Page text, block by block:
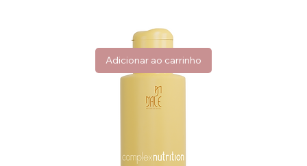
Adicionar ao carrinho